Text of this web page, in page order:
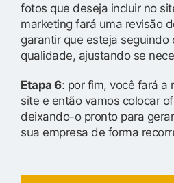
fotos que deseja incluir no
marketing fará uma revisão
garantir que esteja seguindo
qualidade, ajustando se
Etapa 6: por fim, você fará a
site e então vamos colocar
deixando-o pronto para
sua empresa de forma